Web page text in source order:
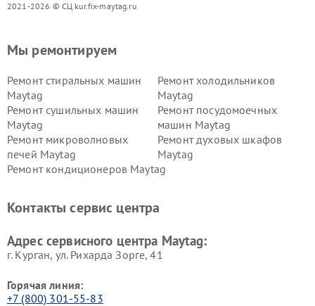
2021-2026 © СЦ kur.fix-maytag.ru
Мы ремонтируем
Ремонт стиральных машин
Maytag
Ремонт холодильников
Maytag
Ремонт сушильных машин
Maytag
Ремонт посудомоечных
машин Maytag
Ремонт микроволновых
печей Maytag
Ремонт духовых шкафов
Maytag
Ремонт кондиционеров Maytag
Контакты сервис центра
Адрес сервисного центра Maytag:
г. Курган, ул. Рихарда Зорге, 41
Горячая линия:
+7 (800) 301-55-83